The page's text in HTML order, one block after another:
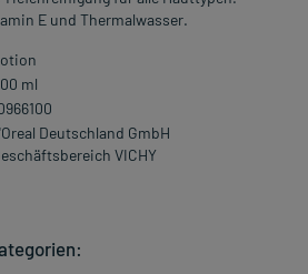
E und Thermalwasser.
ml
Deutschland GmbH
VICHY